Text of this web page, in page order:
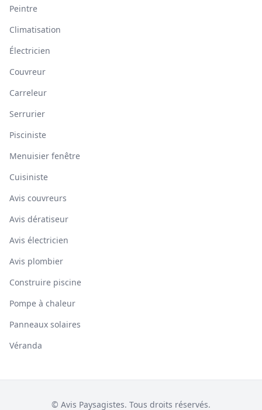
Peintre
Climatisation
Électricien
Couvreur
Carreleur
Serrurier
Pisciniste
Menuisier fenêtre
Cuisiniste
Avis couvreurs
Avis dératiseur
Avis électricien
Avis plombier
Construire piscine
Pompe à chaleur
Panneaux solaires
Véranda
© Avis Paysagistes. Tous droits réservés.